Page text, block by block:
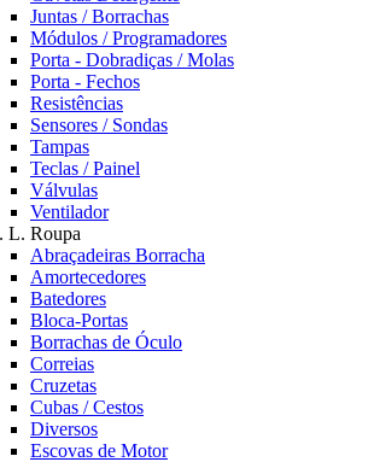
Juntas / Borrachas
Módulos / Programadores
Porta - Dobradiças / Molas
Porta - Fechos
Resistências
Sensores / Sondas
Tampas
Teclas / Painel
Válvulas
Ventilador
L. Roupa
Abraçadeiras Borracha
Amortecedores
Batedores
Bloca-Portas
Borrachas de Óculo
Correias
Cruzetas
Cubas / Cestos
Diversos
Escovas de Motor